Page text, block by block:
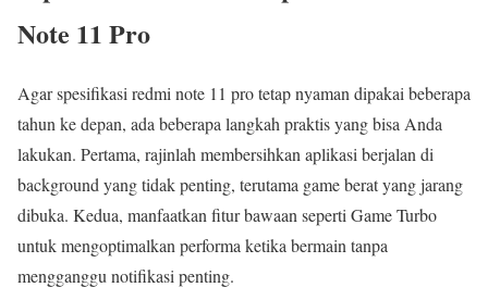
Note 11 Pro
Agar spesifikasi redmi note 11 pro tetap nyaman dipakai beberapa
tahun ke depan, ada beberapa langkah praktis yang bisa Anda
lakukan. Pertama, rajinlah membersihkan aplikasi berjalan di
background yang tidak penting, terutama game berat yang jarang
dibuka. Kedua, manfaatkan fitur bawaan seperti Game Turbo
untuk mengoptimalkan performa ketika bermain tanpa
mengganggu notifikasi penting.